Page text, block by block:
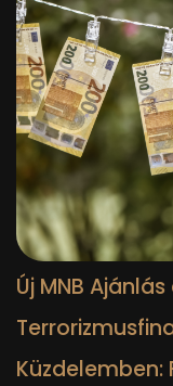
Új MNB